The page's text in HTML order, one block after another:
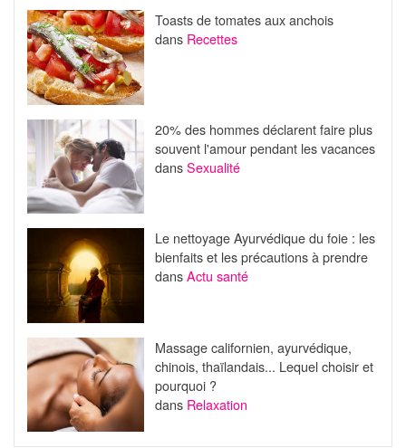
Toasts de tomates aux anchois
dans Recettes
20% des hommes déclarent faire plus
souvent l'amour pendant les vacances
dansSexualité
Le nettoyage Ayurvédique du foie : les
bienfaits et les précautions à prendre
dansActu santé
Massage californien, ayurvédique,
chinois, thaïlandais... Lequel choisir et
pourquoi ?
dans Relaxation